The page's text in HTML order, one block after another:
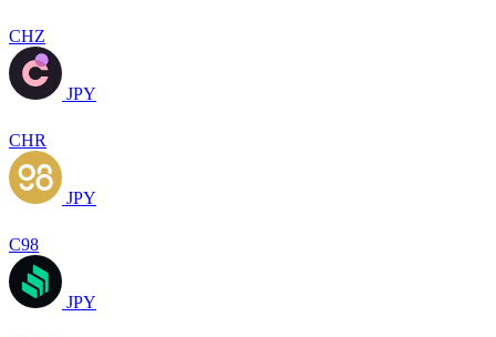
CHZ
JPY
CHR
JPY
C98
JPY